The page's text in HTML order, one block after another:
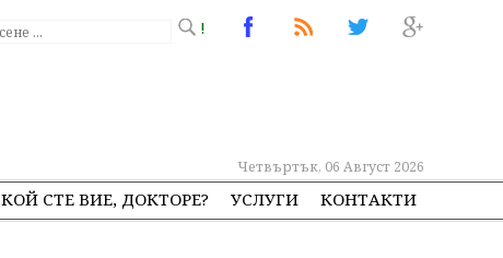
!
Четвъртък, 06 Август 2026
КОЙ СТЕ ВИЕ, ДОКТОРЕ? УСЛУГИ КОНТАКТИ